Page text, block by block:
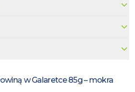
w Galaretce 85g – mokra